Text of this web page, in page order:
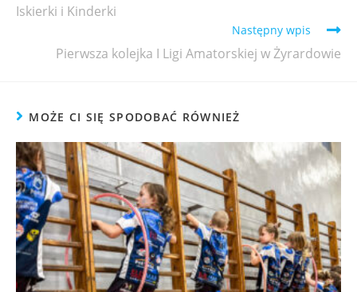
Iskierki i Kinderki
Następny wpis
Pierwsza kolejka I Ligi Amatorskiej w Żyrardowie
MOŻE CI SIĘ SPODOBAĆ RÓWNIEŻ